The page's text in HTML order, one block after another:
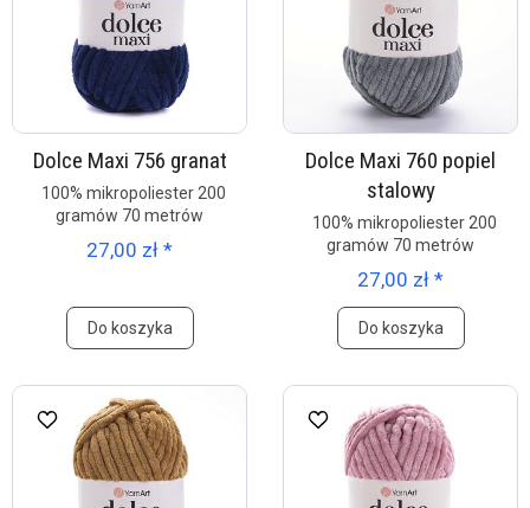
Dolce Maxi 756 granat
100% mikropoliester 200
gramów 70 metrów
27,00 zł *
Do koszyka
Dolce Maxi 760 popiel
stalowy
100% mikropoliester 200
gramów 70 metrów
27,00 zł *
Do koszyka